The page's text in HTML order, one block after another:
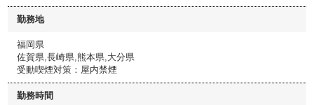
勤務地
福岡県
佐賀県,長崎県,熊本県,大分県
受動喫煙対策：屋内禁煙
勤務時間